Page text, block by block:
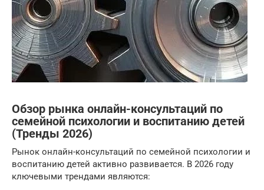
Обзор рынка онлайн-консультаций по
семейной психологии и воспитанию детей
(Тренды 2026)
Рынок онлайн-консультаций по семейной психологии и
воспитанию детей активно развивается. В 2026 году
ключевыми трендами являются: